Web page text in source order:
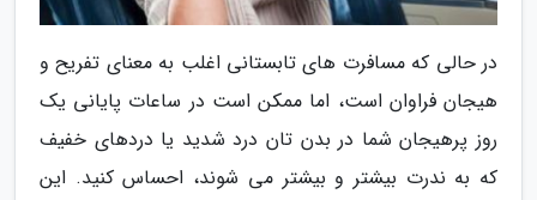
در حالی که مسافرت های تابستانی اغلب به معنای تفریح و
هیجان فراوان است، اما ممکن است در ساعات پایانی یک
روز پرهیجان شما در بدن تان درد شدید یا دردهای خفیف
که به ندرت بیشتر و بیشتر می شوند، احساس کنید. این